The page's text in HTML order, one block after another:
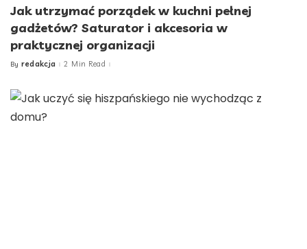
Jak utrzymać porządek w kuchni pełnej
gadżetów? Saturator i akcesoria w
praktycznej organizacji
Posted
By redakcja 2 Min Read